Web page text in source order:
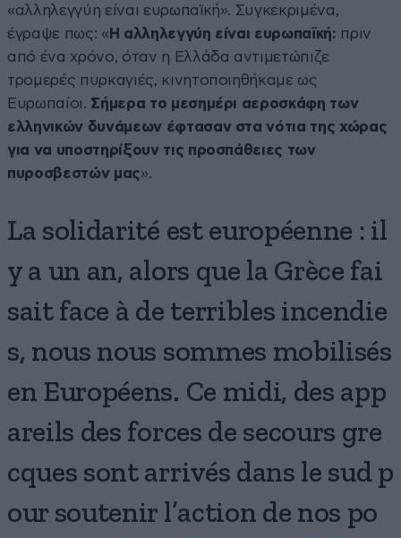
«αλληλεγγύη είναι ευρωπαϊκή». Συγκεκριμένα,
έγραψε πως: « Η αλληλεγγύη είναι ευρωπαϊκή: πριν
από ένα χρόνο, όταν η Ελλάδα αντιμετώπιζε
τρομερές πυρκαγιές, κινητοποιηθήκαμε ως
Ευρωπαίοι. Σήμερα το μεσημέρι αεροσκάφη των
ελληνικών δυνάμεων έφτασαν στα νότια της χώρας
για να υποστηρίξουν τις προσπάθειες των
πυροσβεστών μας».
La solidarité est européenne : il
y a un an, alors que la Grèce fai
sait face à de terribles incendie
s, nous nous sommes mobilisés
en Européens. Ce midi, des app
areils des forces de secours gre
cques sont arrivés dans le sud p
our soutenir l’action de nos po